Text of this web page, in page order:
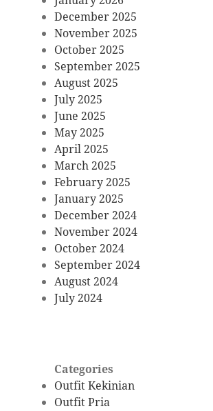
December 2025
November 2025
October 2025
September 2025
August 2025
July 2025
June 2025
May 2025
April 2025
March 2025
February 2025
January 2025
December 2024
November 2024
October 2024
September 2024
August 2024
July 2024
Categories
Outfit Kekinian
Outfit Pria